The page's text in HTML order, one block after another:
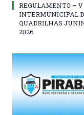
REGULAMENTO – V
INTERMUNICIPAL
QUADRILHAS
2026